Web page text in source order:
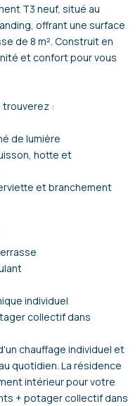
T3 neuf, situé au
offrant une surface
de 8 m². Construit en
et confort pour vous
:
de lumière
hotte et
et branchement
individuel
collectif dans
chauffage individuel et
quotidien. La résidence
intérieur pour votre
+ potager collectif dans